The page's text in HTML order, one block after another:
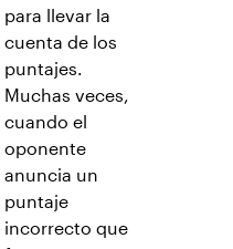
para llevar la
cuenta de los
puntajes.
Muchas veces,
cuando el
oponente
anuncia un
puntaje
incorrecto que